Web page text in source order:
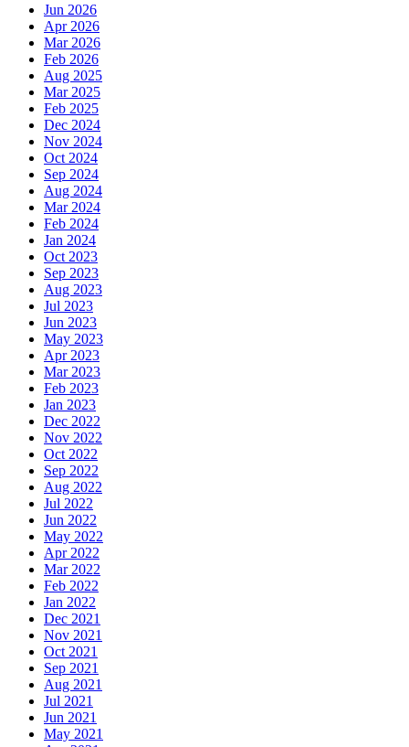
Jun 2026
Apr 2026
Mar 2026
Feb 2026
Aug 2025
Mar 2025
Feb 2025
Dec 2024
Nov 2024
Oct 2024
Sep 2024
Aug 2024
Mar 2024
Feb 2024
Jan 2024
Oct 2023
Sep 2023
Aug 2023
Jul 2023
Jun 2023
May 2023
Apr 2023
Mar 2023
Feb 2023
Jan 2023
Dec 2022
Nov 2022
Oct 2022
Sep 2022
Aug 2022
Jul 2022
Jun 2022
May 2022
Apr 2022
Mar 2022
Feb 2022
Jan 2022
Dec 2021
Nov 2021
Oct 2021
Sep 2021
Aug 2021
Jul 2021
Jun 2021
May 2021